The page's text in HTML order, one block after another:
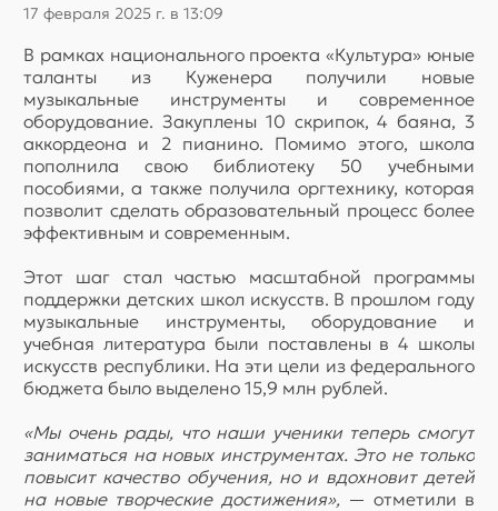
17 февраля 2025 г. в 13:09
В рамках национального проекта «Культура» юные
таланты из Куженера получили новые
музыкальные инструменты и современное
оборудование. Закуплены 10 скрипок, 4 баяна, 3
аккордеона и 2 пианино. Помимо этого, школа
пополнила свою библиотеку 50 учебными
пособиями, а также получила оргтехнику, которая
позволит сделать образовательный процесс более
эффективным и современным.
Этот шаг стал частью масштабной программы
поддержки детских школ искусств. В прошлом году
музыкальные инструменты, оборудование и
учебная литература были поставлены в 4 школы
искусств республики. На эти цели из федерального
бюджета было выделено 15,9 млн рублей.
«Мы очень рады, что наши ученики теперь смогут
заниматься на новых инструментах. Это не только
повысит качество обучения, но и вдохновит детей
на новые творческие достижения»,— отметили в